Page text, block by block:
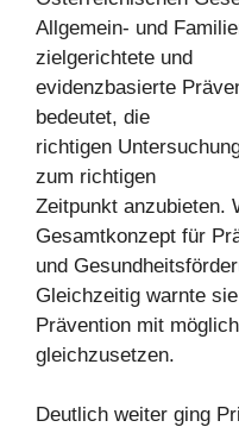
Allgemein- und
zielgerichtete und
evidenzbasierte
bedeutet, die
richtigen
zum richtigen
Zeitpunkt anzubieten.
Gesamtkonzept für
und
Gleichzeitig warnte
Prävention mit
gleichzusetzen.
Deutlich weiter ging